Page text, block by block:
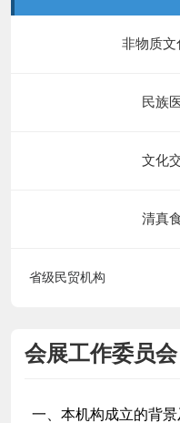
非物质文
民族
文化
清真
省级民贸机构
会展工作委员会
一、本机构成立的背景